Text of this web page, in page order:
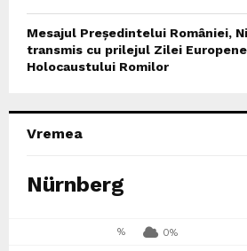
Mesajul Președintelui României,
transmis cu prilejul Zilei
Holocaustului Romilor
Vremea
Nürnberg
% 0%